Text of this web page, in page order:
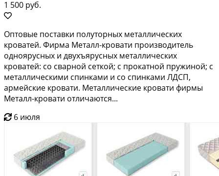
1 500 руб.
Оптовые поставки полуторных металлических
кроватей. Фирма Металл-кровати производитель
одноярусных и двухъярусных металлических
кроватей: со сварной сеткой; с прокатной пружиной; с
металлическими спинками и со спинками ЛДСП,
армейские кровати. Металлические кровати фирмы
Металл-кровати отличаются...
6 июля